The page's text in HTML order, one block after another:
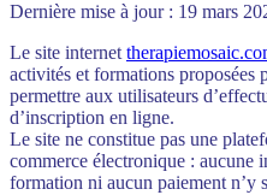
Dernière mise à jour : 19 mars
Le site internet
activités et formations
permettre aux utilisateurs
d’inscription en ligne.
Le site ne constitue pas une
commerce électronique : aucune
formation ni aucun paiement n’y